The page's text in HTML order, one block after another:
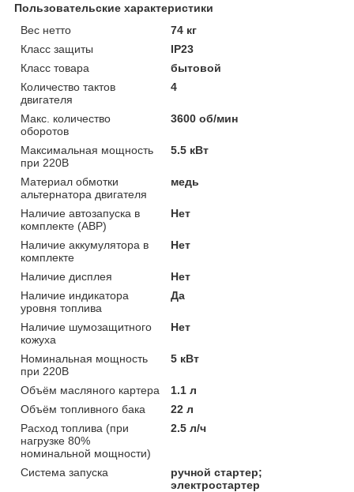
Пользовательские характеристики
Вес нетто
74 кг
Класс защиты
IP23
Класс товара
бытовой
Количество тактов
двигателя
4
Макс. количество
оборотов
3600 об/мин
Максимальная мощность
при 220В
5.5 кВт
Материал обмотки
альтернатора двигателя
медь
Наличие автозапуска в
комплекте (АВР)
Нет
Наличие аккумулятора в
комплекте
Нет
Наличие дисплея
Нет
Наличие индикатора
уровня топлива
Да
Наличие шумозащитного
кожуха
Нет
Номинальная мощность
при 220В
5 кВт
Объём масляного картера
1.1 л
Объём топливного бака
22 л
Расход топлива (при
нагрузке 80%
номинальной мощности)
2.5 л/ч
Система запуска
ручной стартер;
электростартер